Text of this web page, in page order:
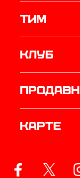
ТИМ
Клуб
Карте